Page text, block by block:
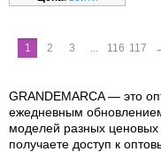
1 2 3 ... 116 117
GRANDEMARCA — это
ежедневным
моделей разных ценовых
получаете доступ к